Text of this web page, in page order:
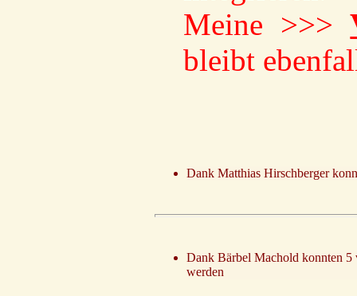
Meine >>>
bleibt
Dank Matthias Hirschberger
Dank Bärbel Machold konnten
werden